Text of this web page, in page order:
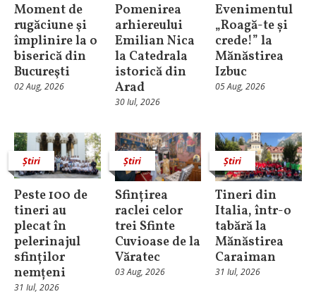
Moment de
rugăciune şi
împlinire la o
biserică din
Bucureşti
02 Aug, 2026
Pomenirea
arhiereului
Emilian Nica
la Catedrala
istorică din
Arad
30 Iul, 2026
Evenimentul
„Roagă-te și
crede!” la
Mănăstirea
Izbuc
05 Aug, 2026
Știri
Peste 100 de
tineri au
plecat în
pelerinajul
sfinților
nemțeni
31 Iul, 2026
Știri
Sfințirea
raclei celor
trei Sfinte
Cuvioase de la
Văratec
03 Aug, 2026
Știri
Tineri din
Italia, într-o
tabără la
Mănăstirea
Caraiman
31 Iul, 2026